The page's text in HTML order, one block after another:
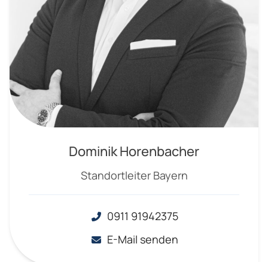
Dominik Horenbacher
Standortleiter Bayern
0911 91942375
E-Mail senden